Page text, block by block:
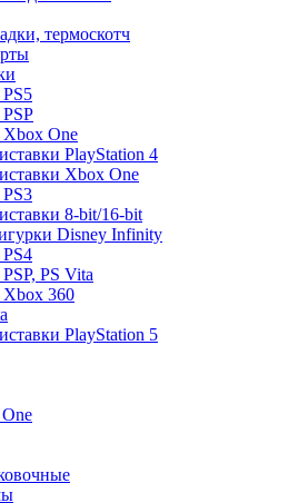
термоскотч
Xbox One
PlayStation 4
Xbox One
8-bit/16-bit
Disney Infinity
PS Vita
Xbox 360
PlayStation 5